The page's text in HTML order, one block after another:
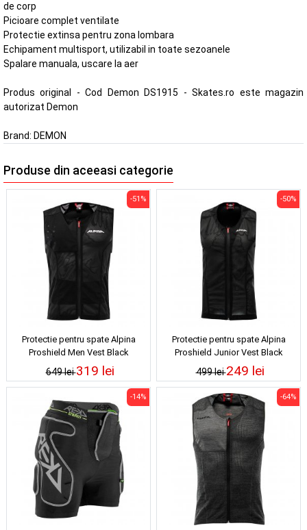
de corp
Picioare complet ventilate
Protectie extinsa pentru zona lombara
Echipament multisport, utilizabil in toate sezoanele
Spalare manuala, uscare la aer
Produs original - Cod Demon DS1915 - Skates.ro este magazin
autorizat Demon
Brand: DEMON
Produse din aceeasi categorie
Protectie pentru spate Alpina
Proshield Men Vest Black
649 lei
-51%
319 lei
Protectie pentru spate Alpina
Proshield Junior Vest Black
499 lei
-50%
249 lei
-14% -64%